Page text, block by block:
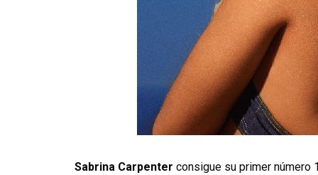
Sabrina Carpenter consigue su primer número